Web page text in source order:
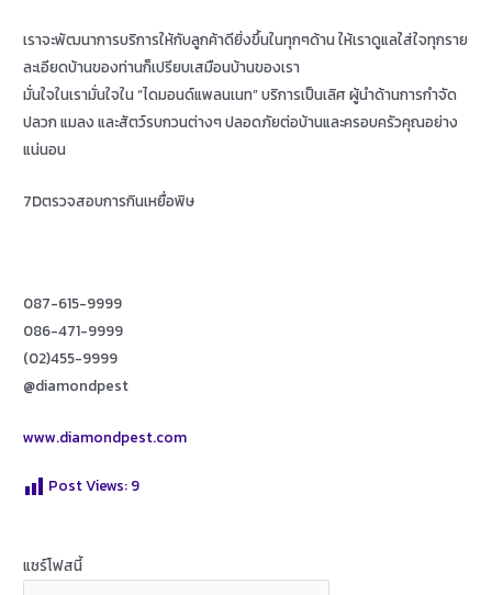
เราจะพัฒนาการบริการให้กับลูกค้าดียิ่งขึ้นในทุกๆด้าน ให้เราดูแลใส่ใจทุกราย
ละเอียดบ้านของท่านก็เปรียบเสมือนบ้านของเรา
มั่นใจในเรามั่นใจใน “ไดมอนด์แพลนเนท” บริการเป็นเลิศ ผู้นำด้านการกำจัด
ปลวก แมลง และสัตว์รบกวนต่างๆ ปลอดภัยต่อบ้านและครอบครัวคุณอย่าง
แน่นอน
7Dตรวจสอบการกินเหยื่อพิษ
087-615-9999
086-471-9999
(02)455-9999
@diamondpest
www.diamondpest.com
Post Views: 9
แชร์โฟสนี้